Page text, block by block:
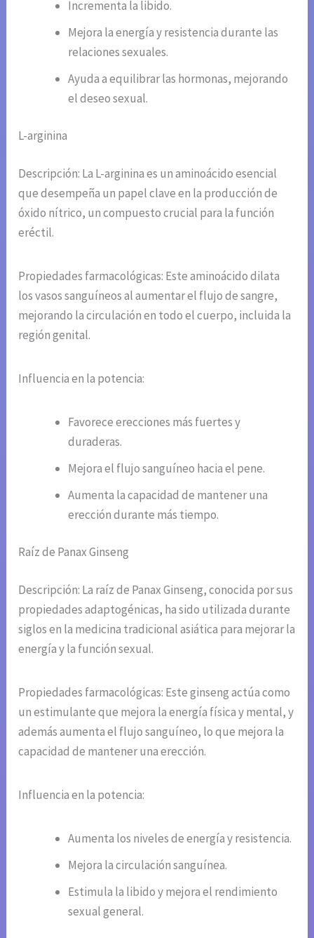
Incrementa la libido.
Mejora la energía y resistencia durante las
relaciones sexuales.
Ayuda a equilibrar las hormonas, mejorando
el deseo sexual.
L-arginina
Descripción: La L-arginina es un aminoácido esencial
que desempeña un papel clave en la producción de
óxido nítrico, un compuesto crucial para la función
eréctil.
Propiedades farmacológicas: Este aminoácido dilata
los vasos sanguíneos al aumentar el flujo de sangre,
mejorando la circulación en todo el cuerpo, incluida la
región genital.
Influencia en la potencia:
Favorece erecciones más fuertes y
duraderas.
Mejora el flujo sanguíneo hacia el pene.
Aumenta la capacidad de mantener una
erección durante más tiempo.
Raíz de Panax Ginseng
Descripción: La raíz de Panax Ginseng, conocida por sus
propiedades adaptogénicas, ha sido utilizada durante
siglos en la medicina tradicional asiática para mejorar la
energía y la función sexual.
Propiedades farmacológicas: Este ginseng actúa como
un estimulante que mejora la energía física y mental, y
además aumenta el flujo sanguíneo, lo que mejora la
capacidad de mantener una erección.
Influencia en la potencia:
Aumenta los niveles de energía y resistencia.
Mejora la circulación sanguínea.
Estimula la libido y mejora el rendimiento
sexual general.